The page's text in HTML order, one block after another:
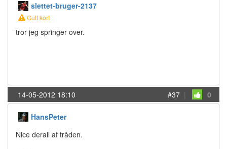
slettet-bruger-2137
Gult kort
tror jeg springer over.
14-05-2012 18:10 #37 | 0
HansPeter
Nice derail af tråden.